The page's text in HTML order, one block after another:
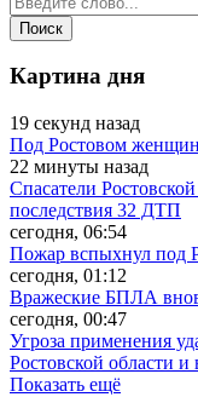
Картина дня
19 секунд назад
Под Ростовом
22 минуты назад
Спасатели
последствия 32 ДТП
сегодня, 06:54
Пожар вспыхнул под
сегодня, 01:12
Вражеские БПЛА
сегодня, 00:47
Угроза применения
Ростовской области и
Показать ещё